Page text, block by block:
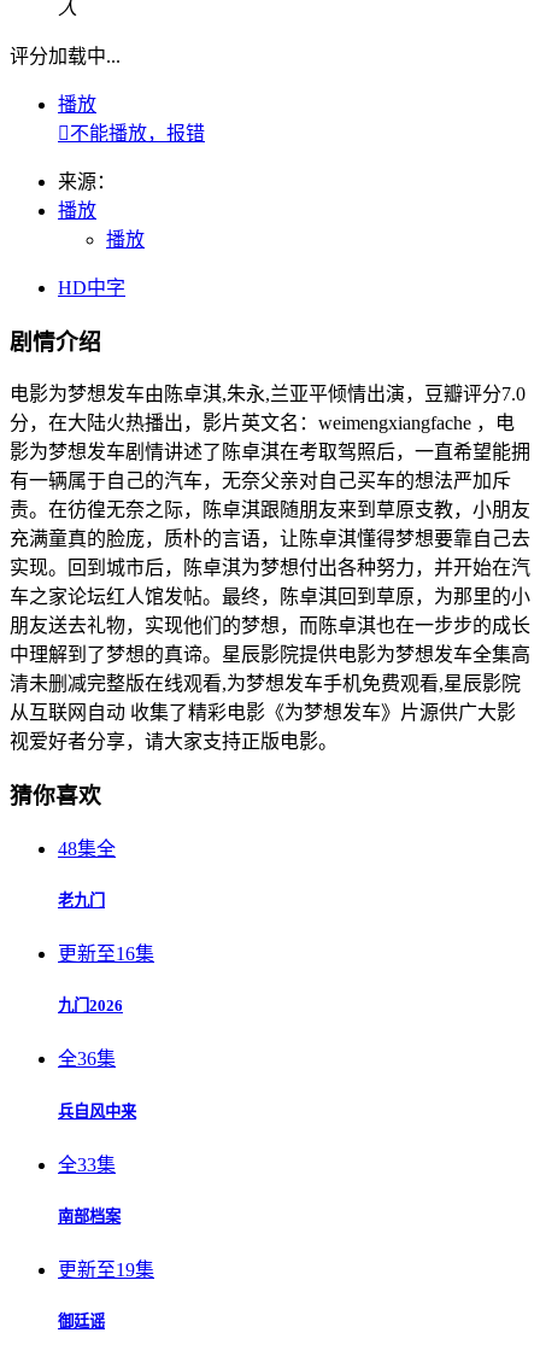
人
评分加载中...
播放
不能播放，报错
来源：
播放
播放
HD中字
剧情介绍
电影为梦想发车由陈卓淇,朱永,兰亚平倾情出演，豆瓣评分7.0
分，在大陆火热播出，影片英文名：weimengxiangfache ，电
影为梦想发车剧情讲述了陈卓淇在考取驾照后，一直希望能拥
有一辆属于自己的汽车，无奈父亲对自己买车的想法严加斥
责。在彷徨无奈之际，陈卓淇跟随朋友来到草原支教，小朋友
充满童真的脸庞，质朴的言语，让陈卓淇懂得梦想要靠自己去
实现。回到城市后，陈卓淇为梦想付出各种努力，并开始在汽
车之家论坛红人馆发帖。最终，陈卓淇回到草原，为那里的小
朋友送去礼物，实现他们的梦想，而陈卓淇也在一步步的成长
中理解到了梦想的真谛。星辰影院提供电影为梦想发车全集高
清未删减完整版在线观看,为梦想发车手机免费观看,星辰影院
从互联网自动 收集了精彩电影《为梦想发车》片源供广大影
视爱好者分享，请大家支持正版电影。
猜你喜欢
48集全
老九门
更新至16集
九门2026
全36集
兵自风中来
全33集
南部档案
更新至19集
御廷谣